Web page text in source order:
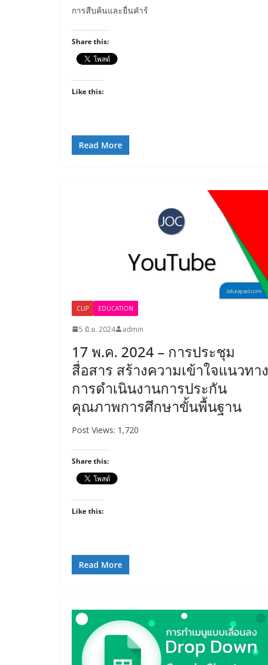
การสืบค้นและยื่นคำร้
Share this:
Like this:
Read More
CLIP EDUCATION
5 มิ.ย. 2024 admin
17 พ.ค. 2024 – การประชุม
สื่อสาร สร้างความเข้าใจแนวทาง
การดำเนินงานการประกัน
คุณภาพการศึกษาขั้นพื้นฐาน
Post Views: 1,720
Share this:
Like this:
Read More